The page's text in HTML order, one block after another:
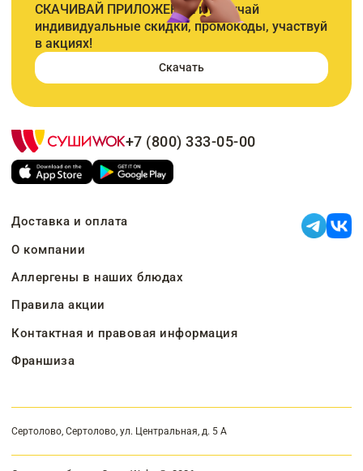
СКАЧИВАЙ ПРИЛОЖЕНИЕ и получай
индивидуальные скидки, промокоды, участвуй
в акциях!
Скачать
+7 (800) 333-05-00
Доставка и оплата
О компании
Аллергены в наших блюдах
Правила акции
Контактная и правовая информация
Франшиза
Сертолово, Сертолово, ул. Центральная, д. 5 А